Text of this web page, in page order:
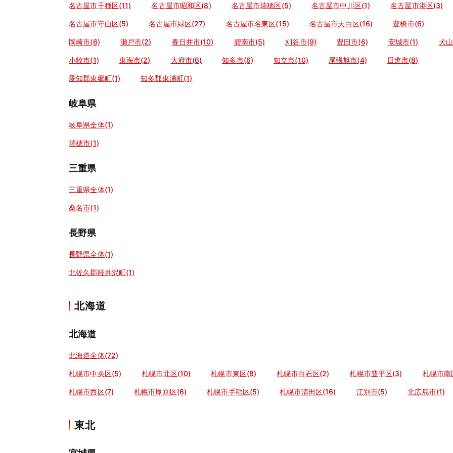
名古屋市千種区(11) 名古屋市昭和区(8) 名古屋市瑞穂区(5) 名古屋市中川区(1) 名古屋市港区(3)
名古屋市守山区(5) 名古屋市緑区(27) 名古屋市名東区(15) 名古屋市天白区(16) 豊橋市(6)
岡崎市(6) 瀬戸市(2) 春日井市(10) 碧南市(5) 刈谷市(9) 豊田市(6) 安城市(1) 犬
小牧市(1) 東海市(2) 大府市(6) 知多市(6) 知立市(10) 尾張旭市(4) 日進市(8)
愛知郡東郷町(1) 知多郡東浦町(1)
岐阜県
岐阜県全体(1)
瑞穂市(1)
三重県
三重県全体(1)
桑名市(1)
長野県
長野県全体(1)
北佐久郡軽井沢町(1)
北海道
北海道
北海道全体(72)
札幌市中央区(5) 札幌市北区(10) 札幌市東区(8) 札幌市白石区(2) 札幌市豊平区(3) 札幌市
札幌市西区(7) 札幌市厚別区(6) 札幌市手稲区(5) 札幌市清田区(16) 江別市(5) 北広島市(1)
東北